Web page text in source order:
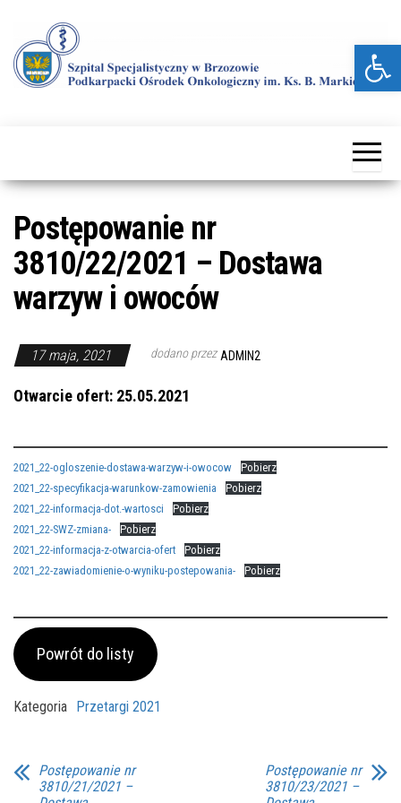
Otwórz pasek narzędzi
treści
Postępowanie nr
3810/22/2021 – Dostawa
warzyw i owoców
17 maja, 2021 dodano przez ADMIN2
Otwarcie ofert: 25.05.2021
2021_22-ogloszenie-dostawa-warzyw-i-owocow
Pobierz
2021_22-specyfikacja-warunkow-zamowienia
Pobierz
2021_22-informacja-dot.-wartosci
Pobierz
2021_22-SWZ-zmiana-
Pobierz
2021_22-informacja-z-otwarcia-ofert
Pobierz
2021_22-zawiadomienie-o-wyniku-postepowania-
Pobierz
Powrót do listy
Kategoria Przetargi 2021
Postępowanie nr
3810/21/2021 –
Postępowanie nr
3810/23/2021 –